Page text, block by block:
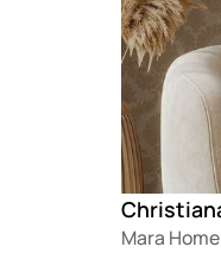
Mara Home